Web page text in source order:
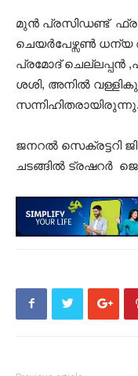
മുൻ പ്രസിഡണ്ട്
ചെയർപേഴ്സൺ ധന്യ
പ്രമോദ് ചെല്ലപ്പൻ
ശശി, അനിൽ
സന്നിഹിതരായിരുന്നു.
ജനറൽ സെക്രട്ടറി
ചടങ്ങിൽ ട്രഷറർ